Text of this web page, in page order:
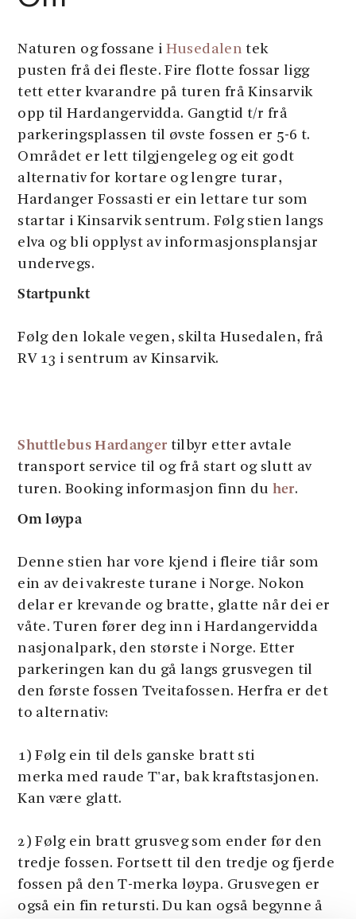
Naturen og fossane i Husedalen tek
pusten frå dei fleste. Fire flotte fossar ligg
tett etter kvarandre på turen frå Kinsarvik
opp til Hardangervidda. Gangtid t/r frå
parkeringsplassen til øvste fossen er 5-6 t.
Området er lett tilgjengeleg og eit godt
alternativ for kortare og lengre turar,
Hardanger Fossasti er ein lettare tur som
startar i Kinsarvik sentrum. Følg stien langs
elva og bli opplyst av informasjonsplansjar
undervegs.
Startpunkt
Følg den lokale vegen, skilta Husedalen, frå
RV 13 i sentrum av Kinsarvik.
Shuttlebus Hardanger tilbyr etter avtale
transport service til og frå start og slutt av
turen. Booking informasjon finn du her.
Om løypa
Denne stien har vore kjend i fleire tiår som
ein av dei vakreste turane i Norge. Nokon
delar er krevande og bratte, glatte når dei er
våte. Turen fører deg inn i Hardangervidda
nasjonalpark, den største i Norge. Etter
parkeringen kan du gå langs grusvegen til
den første fossen Tveitafossen. Herfra er det
to alternativ:
1) Følg ein til dels ganske bratt sti
merka med raude T'ar, bak kraftstasjonen.
Kan være glatt.
2) Følg ein bratt grusveg som ender før den
tredje fossen. Fortsett til den tredje og fjerde
fossen på den T-merka løypa. Grusvegen er
også ein fin retursti. Du kan også begynne å